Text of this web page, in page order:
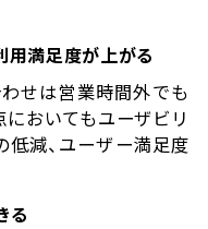
満足度が上がる
せは営業時間外でも
おいてもユーザビリ
低減、ユーザー満足度
る